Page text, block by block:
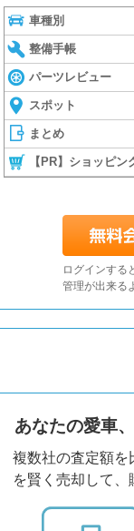
車種別
整備手帳
パーツレビュー
スポット
まとめ
【PR】ショッピン
ログインする
管理が出来る
あなたの愛車
複数社の査定額を
を賢く売却して、